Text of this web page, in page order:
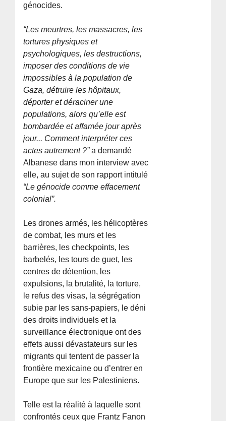
génocides.
“Les meurtres, les massacres, les
tortures physiques et
psychologiques, les destructions,
imposer des conditions de vie
impossibles à la population de
Gaza, détruire les hôpitaux,
déporter et déraciner une
populations, alors qu’elle est
bombardée et affamée jour après
jour... Comment interpréter ces
actes autrement ?”a demandé
Albanese dans mon interview avec
elle, au sujet de son rapport intitulé
“Le génocide comme effacement
colonial”.
Les drones armés, les hélicoptères
de combat, les murs et les
barrières, les checkpoints, les
barbelés, les tours de guet, les
centres de détention, les
expulsions, la brutalité, la torture,
le refus des visas, la ségrégation
subie par les sans-papiers, le déni
des droits individuels et la
surveillance électronique ont des
effets aussi dévastateurs sur les
migrants qui tentent de passer la
frontière mexicaine ou d’entrer en
Europe que sur les Palestiniens.
Telle est la réalité à laquelle sont
confrontés ceux que Frantz Fanon